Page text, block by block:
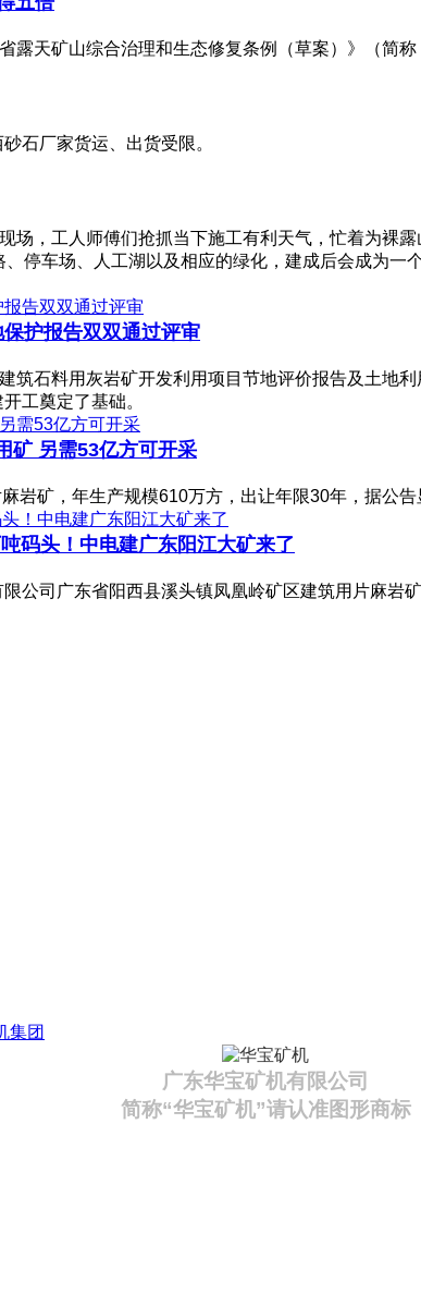
天矿山综合治理和生态修复条例（草案）》（简称
石厂家货运、出货受限。
，工人师傅们抢抓当下施工有利天气，忙着为裸
停车场、人工湖以及相应的绿化，建成后会成为
护报告双双通过评审
筑石料用灰岩矿开发利用项目节地评价报告及土地
工奠定了基础。
矿 另需53亿方可开采
岩矿，年生产规模610万方，出让年限30年，据公告
码头！中电建广东阳江大矿来了
公司广东省阳西县溪头镇凤凰岭矿区建筑用片麻岩
集团
广东华宝矿机有限公司
简称“华宝矿机”请认准图形商标